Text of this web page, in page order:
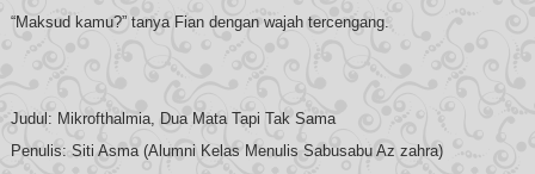
“Maksud kamu?” tanya Fian dengan wajah tercengang.
Judul: Mikrofthalmia, Dua Mata Tapi Tak Sama
Penulis: Siti Asma (Alumni Kelas Menulis Sabusabu Az zahra)